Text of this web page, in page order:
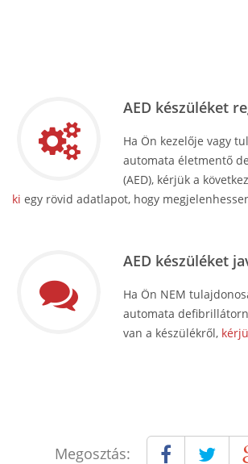
AED készüléket
Ha Ön kezelője vagy
automata életmentő
(AED), kérjük a
ki egy rövid adatlapot, hogy
AED készüléket
Ha Ön NEM
automata
van a készülékről,
Megosztás: